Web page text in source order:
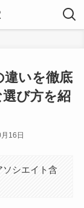
違いを徹底
び方を紹
16日
シエイト含